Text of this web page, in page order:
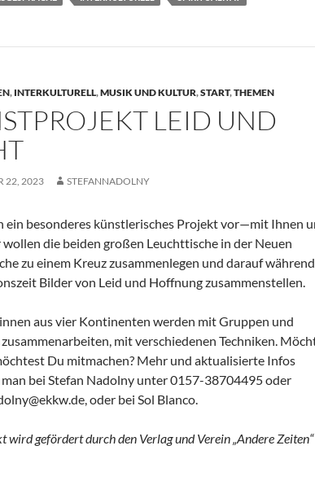
, INTERKULTURELL,MUSIK UND KULTUR,START,THEMEN
LEID UND
22, 2023 STEFANNADOLNY
ein besonderes künstlerisches Projekt vor—mit Ihnen
wollen die beiden großen Leuchttische in der Neuen
zu einem Kreuz zusammenlegen und darauf während
Bilder von Leid und Hoffnung zusammenstellen.
aus vier Kontinenten werden mit Gruppen und
mit verschiedenen Techniken.
Du mitmachen? Mehr und aktualisierte Infos
bei Stefan Nadolny unter 0157-38704495 oder
oder bei Sol Blanco.
wird gefördert durch den Verlag und Verein „Andere Zeiten“